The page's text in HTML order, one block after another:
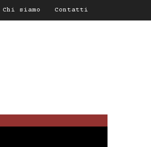
Chi siamo Contatti